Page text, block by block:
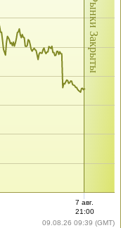
Рынки Закрыты
09.08.26 09:39 (GMT)
7 авг.
21:00